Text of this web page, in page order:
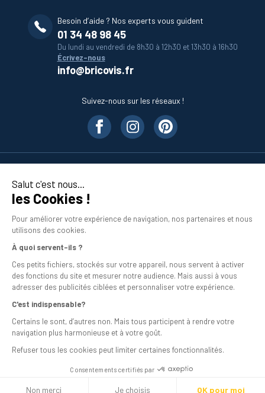
Salut c'est nous...
les Cookies !
Pour améliorer votre expérience de navigation, nos partenaires et nous
utilisons des cookies.
À quoi servent-ils ?
Ces petits fichiers, stockés sur votre appareil, nous servent à activer
des fonctions du site et mesurer notre audience. Mais aussi à vous
adresser des publicités ciblées et personnaliser votre expérience.
C'est indispensable?
Certains le sont, d’autres non. Mais tous participent à rendre votre
navigation plus harmonieuse et à votre goût.
Refuser tous les cookies peut limiter certaines fonctionnalités.
Consentements certifiés par
Non merci Je choisis OK pour moi
Besoin d’aide ? Nos experts vous guident
01 34 48 98 45
Du lundi au vendredi de 8h30 à 12h30 et 13h30 à 16h30
Écrivez-nous
info@bricovis.fr
Suivez-nous sur les réseaux !
En savoir plus
Mentions légales
Conditions générales de vente